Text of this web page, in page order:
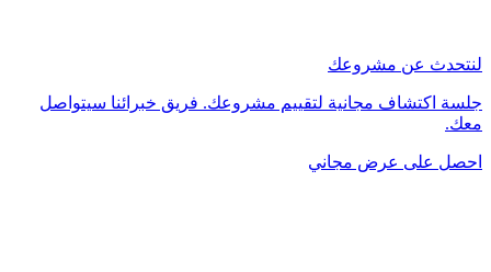
لنتحدث عن مشروعك
جلسة اكتشاف مجانية لتقييم مشروعك. فريق خبرائنا سيتواصل
معك.
احصل على عرض مجاني